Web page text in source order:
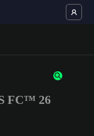
or numbers
FC™ 26